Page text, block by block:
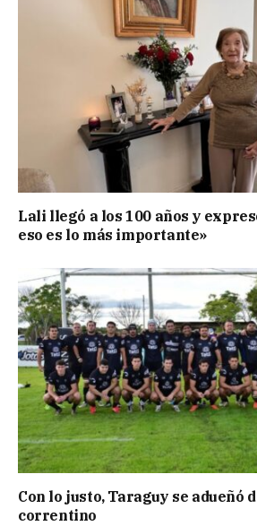
Lali llegó a los 100 años y
eso es lo más importante»
Con lo justo, Taraguy se adueñó
correntino